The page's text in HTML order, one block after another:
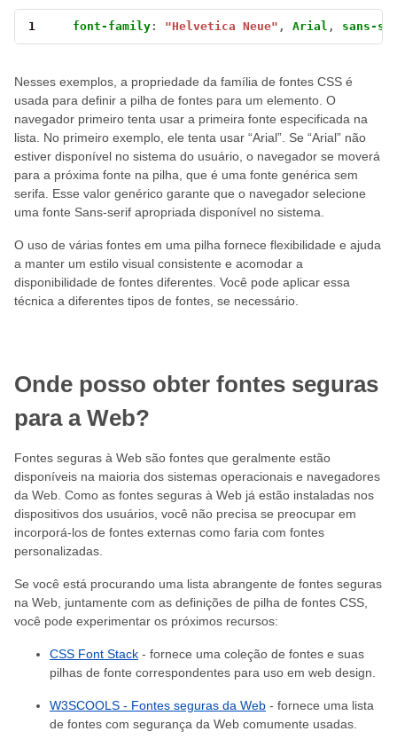
1 font-family: "Helvetica Neue" , Arial , sans-
Nesses exemplos, a propriedade da família de fontes CSS é
usada para definir a pilha de fontes para um elemento. O
navegador primeiro tenta usar a primeira fonte especificada na
lista. No primeiro exemplo, ele tenta usar “Arial”. Se “Arial” não
estiver disponível no sistema do usuário, o navegador se moverá
para a próxima fonte na pilha, que é uma fonte genérica sem
serifa. Esse valor genérico garante que o navegador selecione
uma fonte Sans-serif apropriada disponível no sistema.
O uso de várias fontes em uma pilha fornece flexibilidade e ajuda
a manter um estilo visual consistente e acomodar a
disponibilidade de fontes diferentes. Você pode aplicar essa
técnica a diferentes tipos de fontes, se necessário.
Onde posso obter fontes seguras
para a Web?
Fontes seguras à Web são fontes que geralmente estão
disponíveis na maioria dos sistemas operacionais e navegadores
da Web. Como as fontes seguras à Web já estão instaladas nos
dispositivos dos usuários, você não precisa se preocupar em
incorporá-los de fontes externas como faria com fontes
personalizadas.
Se você está procurando uma lista abrangente de fontes seguras
na Web, juntamente com as definições de pilha de fontes CSS,
você pode experimentar os próximos recursos:
CSS Font Stack - fornece uma coleção de fontes e suas
pilhas de fonte correspondentes para uso em web design.
W3SCOOLS - Fontes seguras da Web - fornece uma lista
de fontes com segurança da Web comumente usadas.